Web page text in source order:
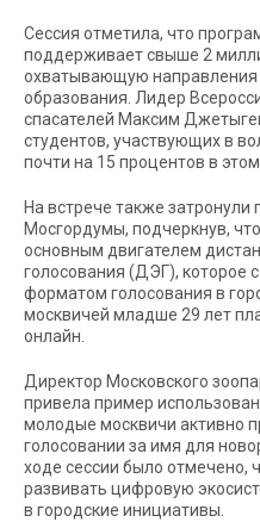
Сессия отметила, что
поддерживает свыше 2
охватывающую направления
образования. Лидер
спасателей Максим
студентов, участвующих в
почти на 15 процентов в
На встрече также
Мосгордумы, подчеркнув,
основным двигателем
голосования (ДЭГ), которое
форматом голосования в
москвичей младше 29 лет
онлайн.
Директор Московского
привела пример
молодые москвичи активно
голосовании за имя для
ходе сессии было отмечено,
развивать цифровую
в городские инициативы.